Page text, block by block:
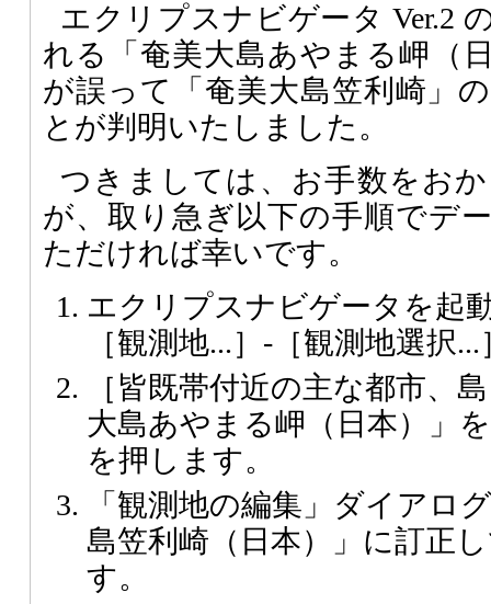
エクリプスナビゲータ Ver.2
れる「奄美大島あやまる岬（
が誤って「奄美大島笠利崎」
とが判明いたしました。
つきましては、お手数をお
が、取り急ぎ以下の手順でデ
ただければ幸いです。
エクリプスナビゲータを起
［観測地...］-［観測地選択
［皆既帯付近の主な都市、
大島あやまる岬（日本）」
を押します。
「観測地の編集」ダイアロ
島笠利崎（日本）」に訂正
す。